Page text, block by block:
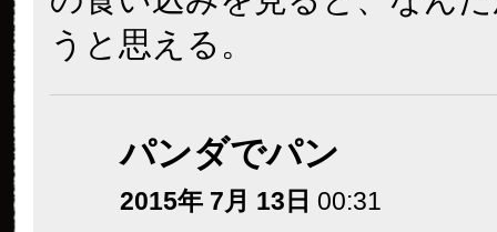
うと思える。
パンダでパン
2015年 7月 13日 00:31